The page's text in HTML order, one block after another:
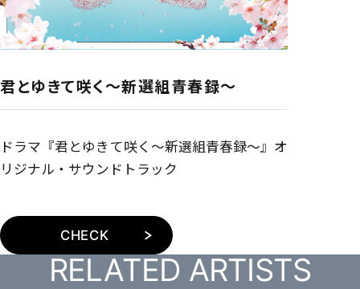
君とゆきて咲く〜新選組青春録〜
ドラマ『君とゆきて咲く〜新選組青春録〜』オ
リジナル・サウンドトラック
CHECK
RELATED ARTISTS